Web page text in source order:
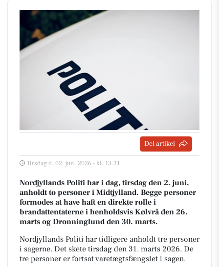
Del artikel
Tirsdag d. 02. jun. 2026 - kl. 13:31
Nordjyllands Politi har i dag, tirsdag den 2. juni,
anholdt to personer i Midtjylland. Begge personer
formodes at have haft en direkte rolle i
brandattentaterne i henholdsvis Kølvrå den 26.
marts og Dronninglund den 30. marts.
Nordjyllands Politi har tidligere anholdt tre personer
i sagerne. Det skete tirsdag den 31. marts 2026. De
tre personer er fortsat varetægtsfængslet i sagen.